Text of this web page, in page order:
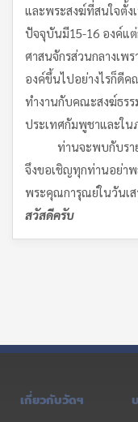
และพระสงฆ์ที่สนใจตั้
ปัจจุบันมี15-16 องค์แต่
ศาสนจักรส่วนกลางเพ
องค์ขึ้นไปอย่างไรก็ดี
ทำงานกับคณะสงฆ์ธร
ประเทศกัมพูชาและใน
ท่านจะพบกับรายล
จึงขอเชิญทุกท่านอย่าพ
พระคุณการุณย์ในวันเ
สวัสดีครับ
เกี่ยวกับวัดฯ